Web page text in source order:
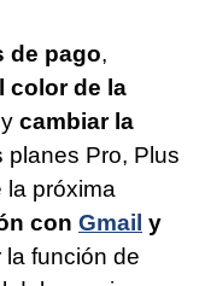
de pago,
color de la
cambiar la
planes Pro, Plus
la próxima
con Gmail y
la función de